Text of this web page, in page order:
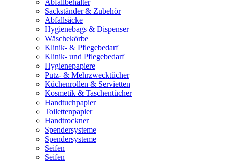
Abfallbehälter
Sackständer & Zubehör
Abfallsäcke
Hygienebags & Dispenser
Wäschekörbe
Klinik- & Pflegebedarf
Klinik- und Pflegebedarf
Hygienepapiere
Putz- & Mehrzwecktücher
Küchenrollen & Servietten
Kosmetik & Taschentücher
Handtuchpapier
Toilettenpapier
Handtrockner
Spendersysteme
Spendersysteme
Seifen
Seifen